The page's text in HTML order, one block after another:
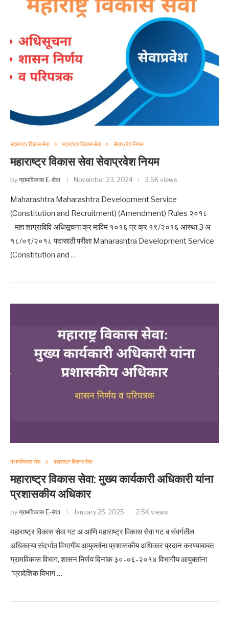
महाराष्ट्र विकास सेवा महाराष्ट्र विकास सेवा सेवाप्रवेश नियम
महाराष्ट्र विकास सेवा सेवाप्रवेश नियम
by ग्रामविकास E-सेवा November 23, 2024 3.6K views
Maharashtra Maharashtra Development Service
(Constitution and Recruitment) (Amendment) Rules २०१८
महा शाग्राविवि अधिसूचना क्र माविम १०१६ प्र क्र १९/२०१६ आस्था 3 अ
१८/०९/२०१८ पदासाठी परीक्षा Maharashtra Development Service
(Constitution and …
ग्रामविकास सेवा महाराष्ट्र विकास सेवा
महाराष्ट्र विकास सेवा: मुख्य कार्यकारी अधिकारी यांना
प्रशासकीय अधिकार
by ग्रामविकास E-सेवा January 25, 2025 2.5K views
महाराष्ट्र विकास सेवा गट अ आणि महाराष्ट्र विकास सेवा गट ब संवर्गतील
अधिकाऱ्या संदर्भात विभागीय आयुक्तांना प्रशासकीय अधिकार प्रदान करण्याबाबत
ग्रामविकास विभाग, शासन निर्णय दिनांक ३०-०६-२०१४ विभागीय आयुक्तांना
“प्रादेशिक विभाग …